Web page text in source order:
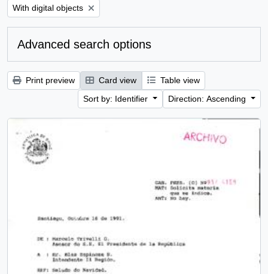
Remove filter:
With digital objects
Advanced search options
Print preview Card view
Table view
Sort by: Identifier
Direction: Ascending